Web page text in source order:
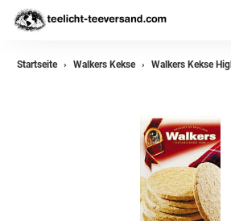
Startseite Walkers Kekse Walkers Kekse